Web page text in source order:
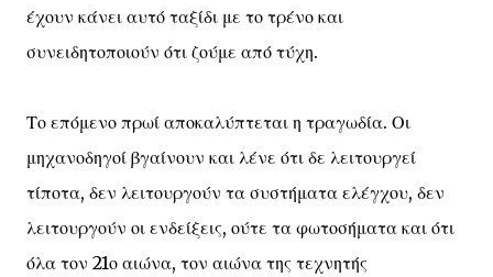
έχουν κάνει αυτό ταξίδι με το τρένο και
συνειδητοποιούν ότι ζούμε από τύχη.
Το επόμενο πρωί αποκαλύπτεται η τραγωδία. Οι
μηχανοδηγοί βγαίνουν και λένε ότι δε λειτουργεί
τίποτα, δεν λειτουργούν τα συστήματα ελέγχου, δεν
λειτουργούν οι ενδείξεις, ούτε τα φωτοσήματα και ότι
όλα τον 21ο αιώνα, τον αιώνα της τεχνητής